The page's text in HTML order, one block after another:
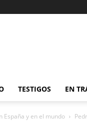
TESTIGOS EN
España y en el mundo